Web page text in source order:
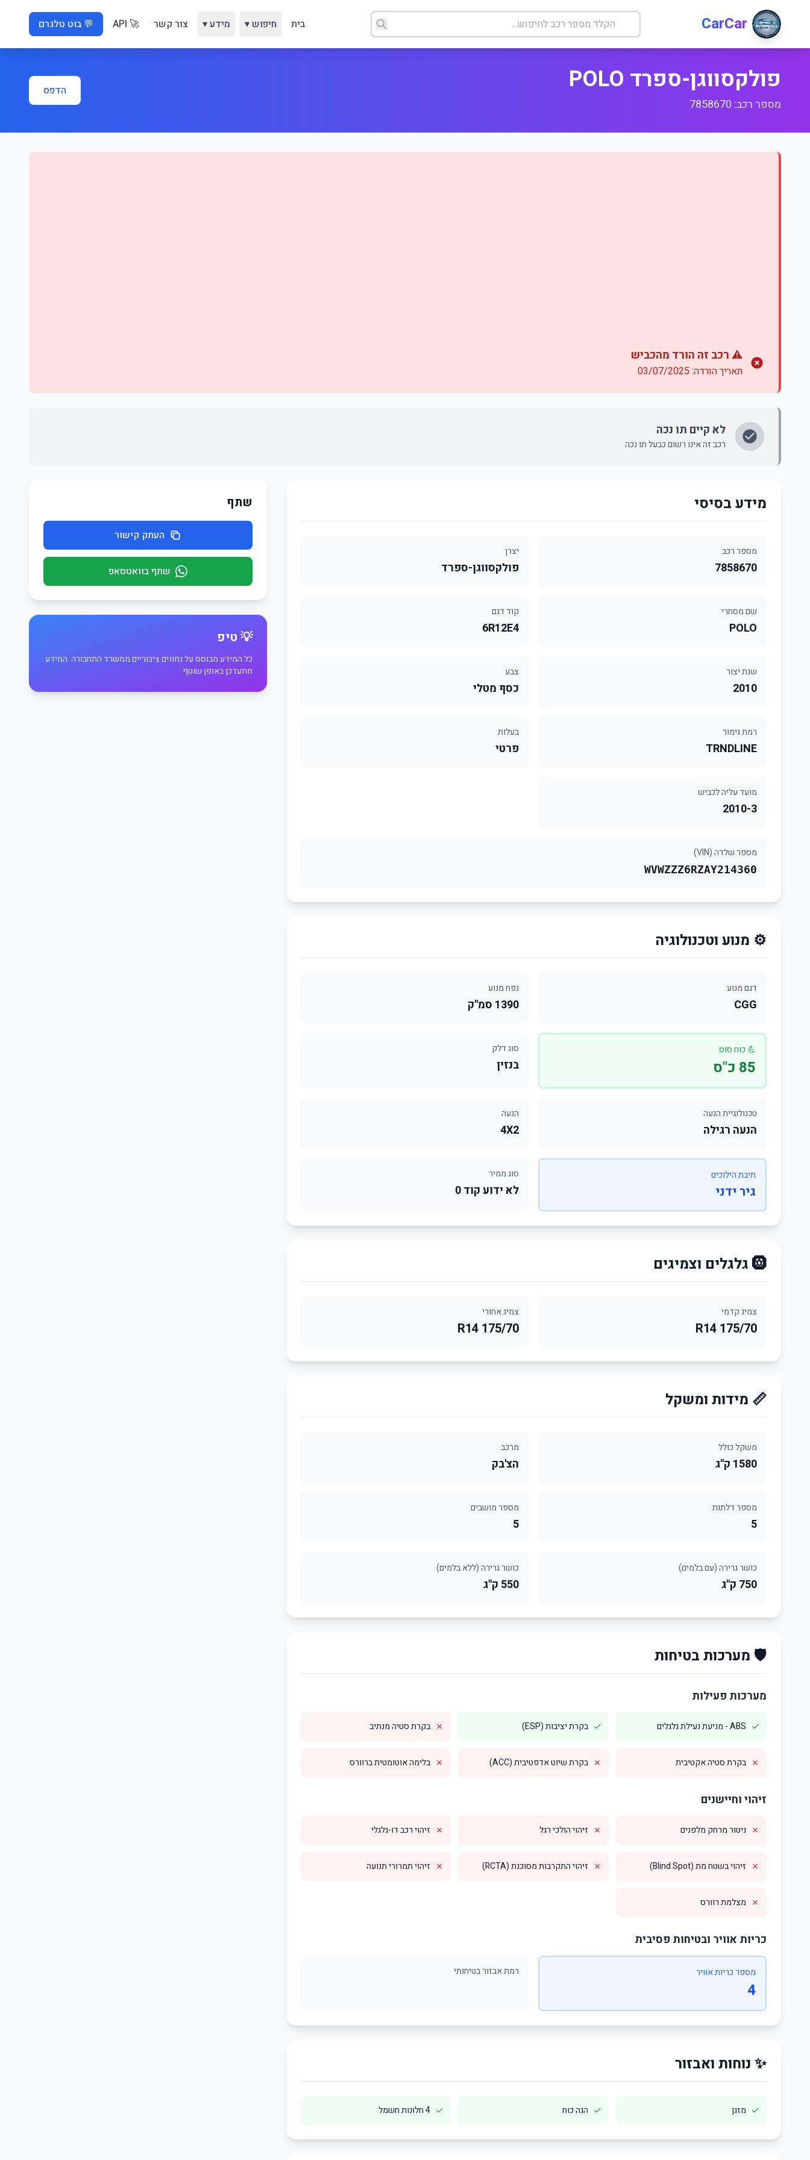
CarCar בית חיפוש ▾ מידע ▾ צור קשר 🚀 API 💬 בוט טלגרם
פולקסווגן-ספרד POLO
מספר רכב: 7858670
הדפס
⚠️ רכב זה הורד מהכביש
תאריך הורדה: 03/07/2025
לא קיים תו נכה
רכב זה אינו רשום כבעל תו נכה
מידע בסיסי
מספר רכב
7858670
יצרן
פולקסווגן-ספרד
שם מסחרי
POLO
קוד דגם
6R12E4
שנת יצור
2010
צבע
כסף מטלי
רמת גימור
TRNDLINE
בעלות
פרטי
מועד עליה לכביש
2010-3
מספר שלדה (VIN)
WVWZZZ6RZAY214360
⚙️ מנוע וטכנולוגיה
דגם מנוע
CGG
נפח מנוע
1390 סמ"ק
💪 כוח סוס
85 כ"ס
סוג דלק
בנזין
טכנולוגיית הנעה
הנעה רגילה
הנעה
4X2
תיבת הילוכים
גיר ידני
סוג ממיר
לא ידוע קוד 0
🛞 גלגלים וצמיגים
צמיג קדמי
175/70 R14
צמיג אחורי
175/70 R14
📏 מידות ומשקל
משקל כולל
1580 ק"ג
מרכב
הצ'בק
מספר דלתות
5
מספר מושבים
5
כושר גרירה (עם בלמים)
750 ק"ג
כושר גרירה (ללא בלמים)
550 ק"ג
🛡️ מערכות בטיחות
מערכות פעילות
✓ ABS - מניעת נעילת גלגלים ✓ בקרת יציבות (ESP) ✗ בקרת סטיה מנתיב
✗ בקרת סטיה אקטיבית ✗ בקרת שיוט אדפטיבית (ACC) ✗ בלימה אוטומטית ברוורס
זיהוי וחיישנים
✗ ניטור מרחק מלפנים ✗ זיהוי הולכי רגל ✗ זיהוי רכב דו-גלגלי
✗ זיהוי בשטח מת (Blind Spot) ✗ זיהוי התקרבות מסוכנת (RCTA) ✗ זיהוי תמרורי תנועה
✗ מצלמת רוורס
כריות אוויר ובטיחות פסיבית
מספר כריות אוויר
4
רמת אבזור בטיחותי
✨ נוחות ואבזור
✓ מזגן ✓ הגה כוח ✓ 4 חלונות חשמל
שתף
העתק קישור
שתף בוואטסאפ
💡 טיפ
כל המידע מבוסס על נתונים ציבוריים ממשרד התחבורה. המידע
מתעדכן באופן שוטף.